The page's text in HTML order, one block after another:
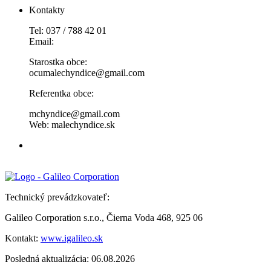
Kontakty
Tel: 037 / 788 42 01
Email:
Starostka obce:
ocumalechyndice@gmail.com
Referentka obce:
mchyndice@gmail.com
Web: malechyndice.sk
Technický prevádzkovateľ:
Galileo Corporation s.r.o., Čierna Voda 468, 925 06
Kontakt: www.igalileo.sk
Posledná aktualizácia: 06.08.2026